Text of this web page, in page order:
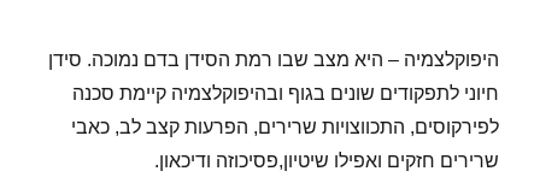
היפוקלצמיה – היא מצב שבו רמת הסידן בדם נמוכה. סידן
חיוני לתפקודים שונים בגוף ובהיפוקלצמיה קיימת סכנה
לפירקוסים, התכווצויות שרירים, הפרעות קצב לב, כאבי
שרירים חזקים ואפילו שיטיון,פסיכוזה ודיכאון.